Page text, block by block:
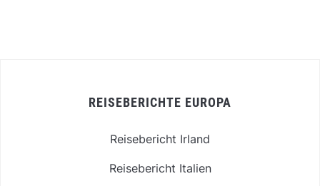
REISEBERICHTE EUROPA
Reisebericht Irland
Reisebericht Italien